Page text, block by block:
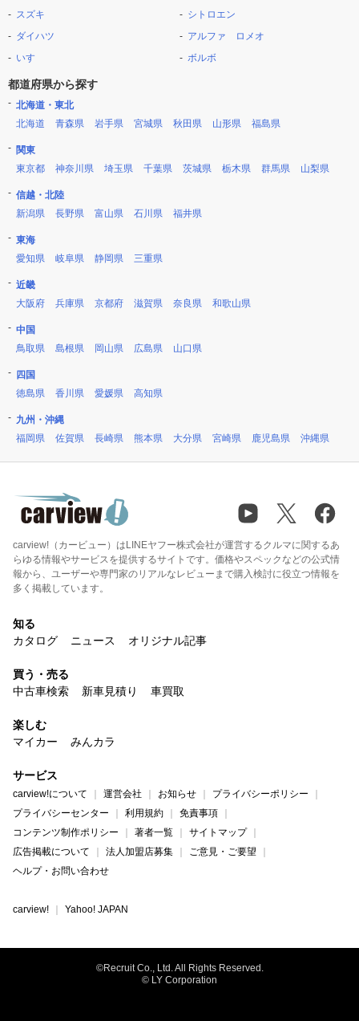
スズキ
ダイハツ
いすゞ
シトロエン
アルファ ロメオ
ボルボ
都道府県から探す
北海道・東北
北海道
青森県 岩手県 宮城県 秋田県 山形県 福島県
関東
東京都
神奈川県 埼玉県 千葉県 茨城県 栃木県 群馬県 山梨県
信越・北陸
新潟県
長野県 富山県 石川県 福井県
東海
愛知県
岐阜県 静岡県 三重県
近畿
大阪府
兵庫県 京都府 滋賀県 奈良県 和歌山県
中国
鳥取県
島根県 岡山県 広島県 山口県
四国
徳島県
香川県 愛媛県 高知県
九州・沖縄
福岡県
佐賀県 長崎県 熊本県 大分県 宮崎県 鹿児島県 沖縄県
carview!（カービュー）はLINEヤフー株式会社が運営するクルマに関するあ
らゆる情報やサービスを提供するサイトです。価格やスペックなどの公式情
報から、ユーザーや専門家のリアルなレビューまで購入検討に役立つ情報を
多く掲載しています。
知る
カタログ
ニュース オリジナル記事
買う・売る
中古車検索
新車見積り 車買取
楽しむ
マイカー
みんカラ
サービス
carview!について 運営会社 お知らせ
プライバシーポリシー
プライバシーセンター
利用規約
免責事項
コンテンツ制作ポリシー
著者一覧
サイトマップ
広告掲載について
法人加盟店募集
ご意見・ご要望
ヘルプ・お問い合わせ
carview! Yahoo! JAPAN
©Recruit Co., Ltd. All Rights Reserved.
© LY Corporation